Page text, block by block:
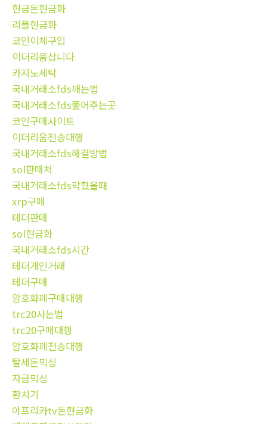
현금돈현금화
리플현금화
코인이체구입
이더리움삽니다
카지노세탁
국내거래소fds깨는법
국내거래소fds뚫어주는곳
코인구매사이트
이더리움전송대행
국내거래소fds해결방법
sol판매처
국내거래소fds막혔을때
xrp구매
테더판매
sol현금화
국내거래소fds시간
테더개인거래
테더구매
암호화폐구매대행
trc20사는법
trc20구매대행
암호화폐전송대행
탈세돈믹싱
자금믹싱
환치기
아프리카tv돈현금화